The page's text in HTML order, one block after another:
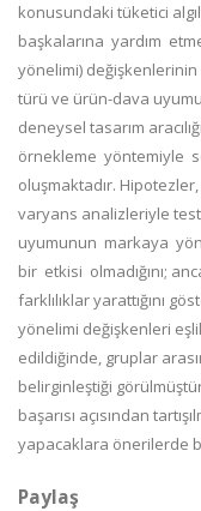
konusundaki tüketici
başkalarına yardım
yönelimi)
türü ve ürün-dava
deneysel tasarım
örnekleme yöntemiyle
oluşmaktadır.
varyans analizleriyle
uyumunun markaya
bir etkisi olmadığını;
farklılıklar yarattığını
yönelimi değişkenleri
edildiğinde, gruplar
belirginleştiği
başarısı açısından
yapacaklara önerilerde
Paylaş